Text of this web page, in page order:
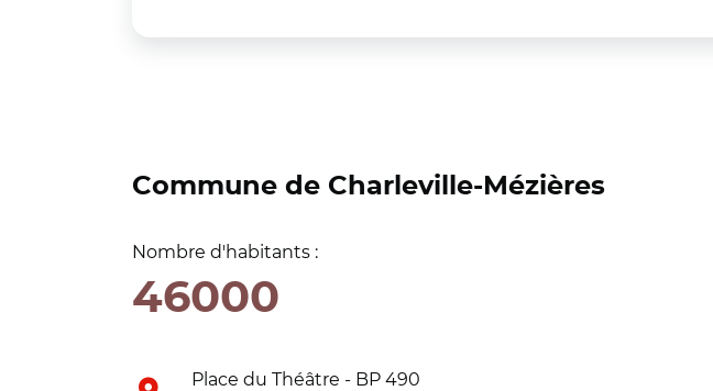
Commune de Charleville-Mézières
Nombre d'habitants :
46000
Place du Théâtre - BP 490